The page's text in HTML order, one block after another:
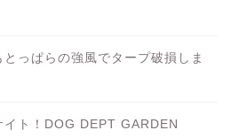
っぱらの強風でタープ破損しま
ト！DOG DEPT GARDEN